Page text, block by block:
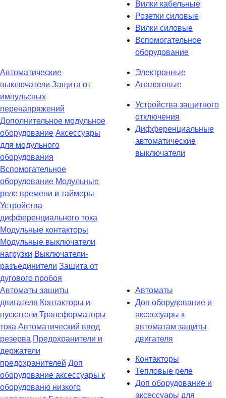
Вилки кабельные
Розетки силовые
Вилки силовые
Вспомогательное
оборудование
Автоматические
выключатели Защита от
импульсных
перенапряжений
Дополнительное модульное
оборудование Аксессуары
для модульного
оборудования
Вспомогательное
оборудование Модульные
реле времени и таймеры
Устройства
дифференциального тока
Модульные контакторы
Модульные выключатели
нагрузки Выключатели-
разъединители Защита от
дугового пробоя
Электронные
Аналоговые
Устройства защитного
отключения
Дифференциальные
автоматические
выключатели
Автоматы защиты
двигателя Контакторы и
пускатели Трансформаторы
тока Автоматический ввод
резерва Предохранители и
держатели
предохранителей Доп
оборудование аксессуары к
оборудованю низкого
Автоматы
Доп оборудование и
аксессуары к
автоматам защиты
двигателя
Контакторы
Тепловые реле
Доп оборудование и
аксессуары для